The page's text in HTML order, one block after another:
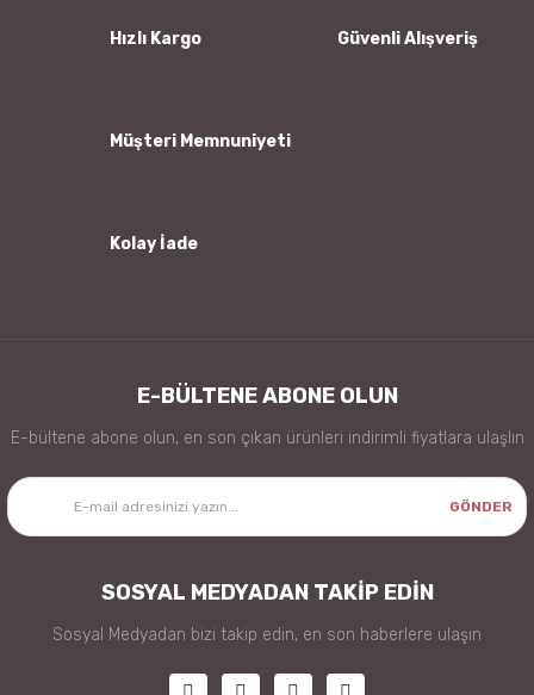
Ürün bilgilerinde hatalar bulunuyor.
Hızlı Kargo Güvenli Alışveriş
Müşteri Memnuniyeti
Kolay İade
E-BÜLTENE ABONE OLUN
E-bültene abone olun, en son çıkan ürünleri indirimli fiyatlara ulaşlın
GÖNDER
SOSYAL MEDYADAN TAKİP EDİN
Sosyal Medyadan bizi takip edin, en son haberlere ulaşın